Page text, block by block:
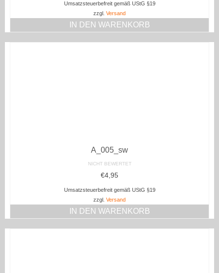
Umsatzsteuerbefreit gemäß UStG §19
zzgl. Versand
IN DEN WARENKORB
A_005_sw
NICHT BEWERTET
€4,95
Umsatzsteuerbefreit gemäß UStG §19
zzgl. Versand
IN DEN WARENKORB